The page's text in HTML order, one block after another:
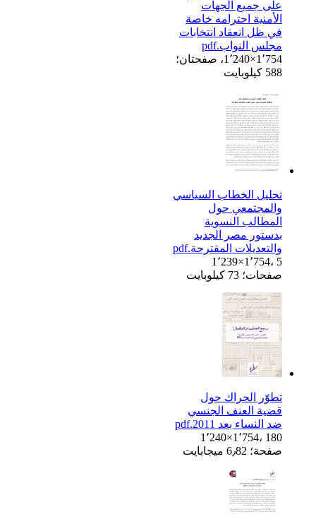
على جميع الجهات
الأمنية احترامه خاصة
في ظل انعقاد انتخابات
مجلس النواب.pdf
1٬240×1٬754، صفحتان؛
588 كيلوبايت
تحليل الخطاب السياسي
والمجتمعي حول
المطالب النسوية
بدستور مصر الجديد
والتعديلات المقترحة.pdf
1٬239×1٬754، 5
صفحات؛ 73 كيلوبايت
تطوّر الحراك حول
قضية العنف الجنسي
ضد النساء بعد 2011.pdf
1٬240×1٬754، 180
صفحة؛ 6٫82 ميجابايت